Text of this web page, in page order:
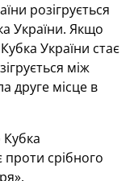
розігрується
України. Якщо
України стає
між
друге місце в
проти срібного